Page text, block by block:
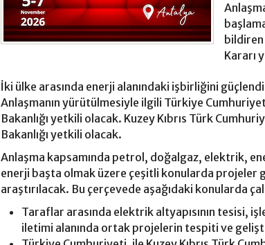
bildiren
Kararı
İki ülke arasında enerji alanındaki işbirliğini
Anlaşmanın yürütülmesiyle ilgili Türkiye
Bakanlığı yetkili olacak. Kuzey Kıbrıs Türk
Bakanlığı yetkili olacak.
Anlaşma kapsamında petrol, doğalgaz, elektrik,
enerji başta olmak üzere çeşitli konularda projeler
araştırılacak. Bu çerçevede aşağıdaki konularda
Taraflar arasında elektrik altyapısının tesisi,
iletimi alanında ortak projelerin tespiti ve